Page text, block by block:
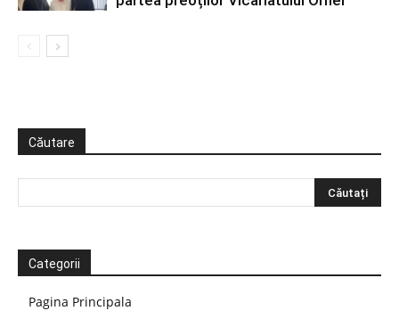
Căutare
Categorii
Pagina Principala